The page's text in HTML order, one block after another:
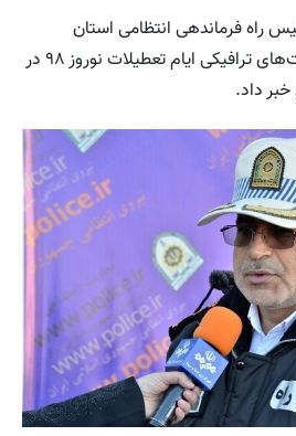
راه فرماندهی انتظامی استان
مازندران از اعمال محدودیت‌های ترافیکی ایام تعطیلات نوروز ۹۸ در
داد.